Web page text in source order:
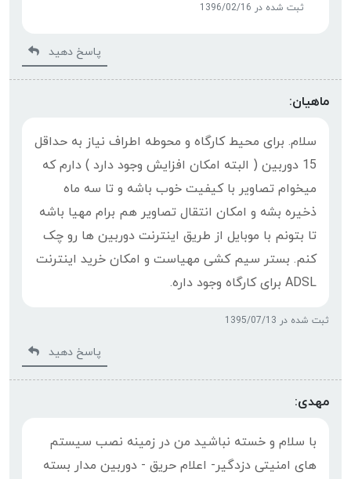
ثبت شده در 1396/02/16
پاسخ دهید
ماهیان:
سلام. برای محیط کارگاه و محوطه اطراف نیاز به حداقل
15 دوربین ( البته امکان افزایش وجود دارد ) دارم که
میخوام تصاویر با کیفیت خوب باشه و تا سه ماه
ذخیره بشه و امکان انتقال تصاویر هم برام مهیا باشه
تا بتونم با موبایل از طریق اینترنت دوربین ها رو چک
کنم. بستر سیم کشی مهیاست و امکان خرید اینترنت
ADSL برای کارگاه وجود داره.
ثبت شده در 1395/07/13
پاسخ دهید
مهدی:
با سلام و خسته نباشید من در زمینه نصب سیستم
های امنیتی دزدگیر- اعلام حریق - دوربین مدار بسته